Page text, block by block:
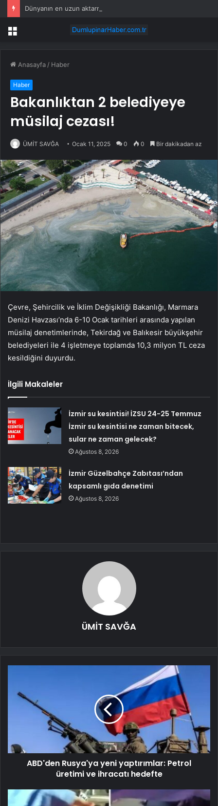
Menü
Anasayfa / Haber
Haber
Bakanlıktan 2 belediyeye
müsilaj cezası!
ÜMİT SAVĞA Ocak 11, 2025 0 0 Bir dakikadan az
Çevre, Şehircilik ve İklim Değişikliği Bakanlığı, Marmara
Denizi Havzası’nda 6-10 Ocak tarihleri arasında yapılan
müsilaj denetimlerinde, Tekirdağ ve Balıkesir büyükşehir
belediyeleri ile 4 işletmeye toplamda 10,3 milyon TL ceza
kesildiğini duyurdu.
İlgili Makaleler
İzmir su kesintisi! İZSU 24-25 Temmuz
İzmir su kesintisi ne zaman bitecek,
sular ne zaman gelecek?
Ağustos 8, 2026
İzmir Güzelbahçe Zabıtası’ndan
kapsamlı gıda denetimi
Ağustos 8, 2026
ÜMİT SAVĞA
ABD'den Rusya'ya yeni yaptırımlar: Petrol
üretimi ve ihracatı hedefte